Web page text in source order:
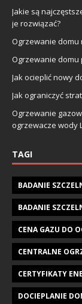
Jakie są
je rozwiązać?
Ogrzewanie domu
Ogrzewanie domu
Jak ocieplić nowy
Jak ograniczyć
Ogrzewanie
ogrzewacze wody
TAGI
BADANIE
BADANIE
CENA GAZU DO
CENTRALNE
CERTYFIKATY
DOCIEPLANIE